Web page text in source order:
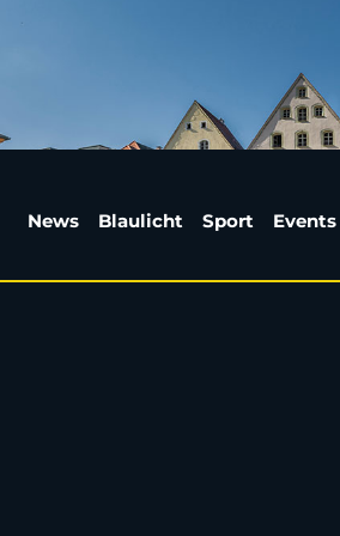
News Blaulicht Sport Events